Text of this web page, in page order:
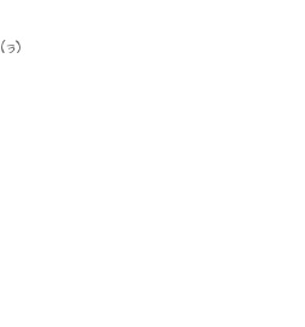
(3)